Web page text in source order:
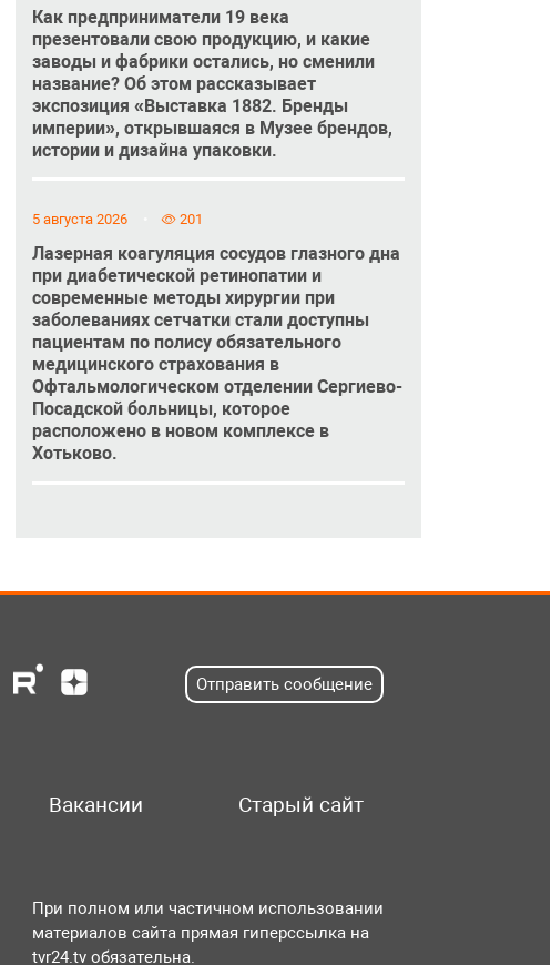
Как предприниматели 19 века
презентовали свою продукцию, и какие
заводы и фабрики остались, но сменили
название? Об этом рассказывает
экспозиция «Выставка 1882. Бренды
империи», открывшаяся в Музее брендов,
истории и дизайна упаковки.
5 августа 2026 201
Лазерная коагуляция сосудов глазного дна
при диабетической ретинопатии и
современные методы хирургии при
заболеваниях сетчатки стали доступны
пациентам по полису обязательного
медицинского страхования в
Офтальмологическом отделении Сергиево-
Посадской больницы, которое
расположено в новом комплексе в
Хотьково.
Отправить сообщение
Вакансии Старый сайт
При полном или частичном использовании
материалов сайта прямая гиперссылка на
tvr24.tv обязательна.